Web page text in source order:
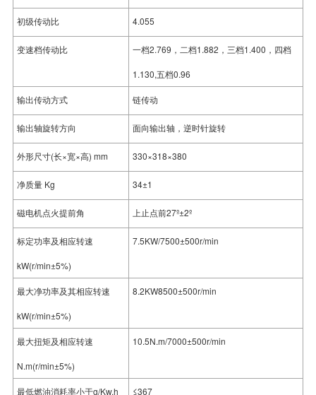
初级传动比 4.055
变速档传动比 一档2.769，二档1.882，三档1.400，四档
1.130,五档0.96
输出传动方式 链传动
输出轴旋转方向 面向输出轴，逆时针旋转
外形尺寸(长×宽×高) mm 330×318×380
净质量 Kg 34±1
磁电机点火提前角 上止点前27º±2º
标定功率及相应转速
kW(r/min±5%)
7.5KW/7500±500r/min
最大净功率及其相应转速
kW(r/min±5%)
8.2KW8500±500r/min
最大扭矩及相应转速
N.m(r/min±5%)
10.5N.m/7000±500r/min
最低燃油消耗率小于g/Kw.h ≤367